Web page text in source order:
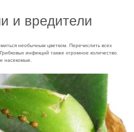
и вредители
необычным цветком. Перечислить всех
инфекций также огромное количество.
насекомые.